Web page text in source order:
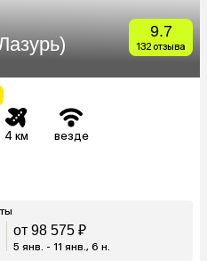
9.7
132 отзыва
4 км везде
от 98 575 ₽
5 янв. - 11 янв., 6 н.